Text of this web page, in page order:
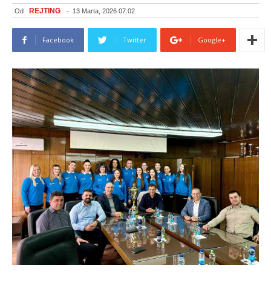
Od REJTING - 13 Marta, 2026 07:02
Facebook Twitter Google+